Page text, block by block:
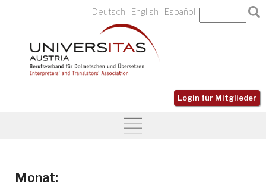
Deutsch English Español
Login für Mitglieder
Monat: